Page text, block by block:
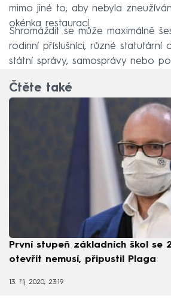
mimo jiné to, aby nebyla
okénka restaurací.
Shromáždit se může maximálně
rodinní příslušníci, různé statutární
státní správy, samosprávy nebo
Čtěte také
První stupeň základních škol se
otevřít nemusí, připustil Plaga
13. říj 2020, 23:19